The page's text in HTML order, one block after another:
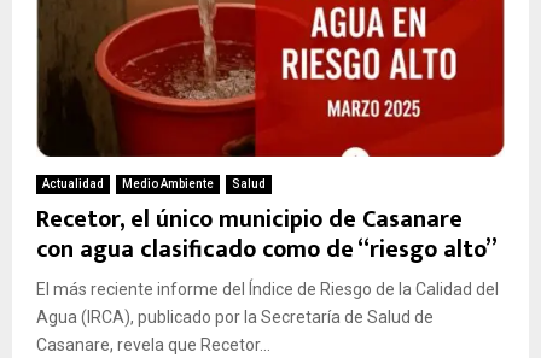
Actualidad Medio Ambiente Salud
Recetor, el único municipio de Casanare
con agua clasificado como de “riesgo alto”
El más reciente informe del Índice de Riesgo de la Calidad del
Agua (IRCA), publicado por la Secretaría de Salud de
Casanare, revela que Recetor...